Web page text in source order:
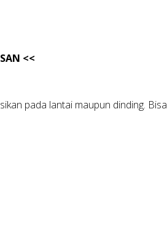
<<
pada lantai maupun dinding.